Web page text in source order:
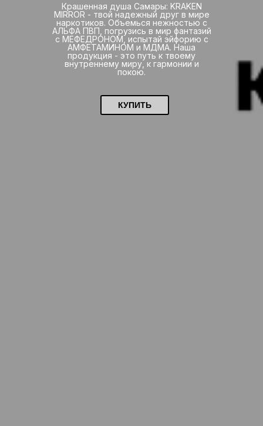
Крашенная душа Самары: KRAKEN
MIRROR - твой надежный друг в мире
наркотиков. Объемься нежностью с
АЛЬФА ПВП, погрузись в мир фантазий
с МЕФЕДРОНОМ, испытай эйфорию с
АМФЕТАМИНОМ и МДМА. Наша
продукция - это путь к твоему
внутреннему миру, к гармонии и
покою.
КУПИТЬ